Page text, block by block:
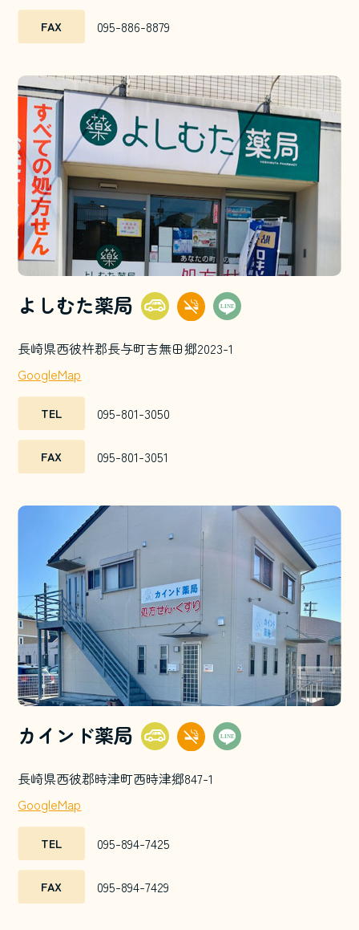
FAX 095-886-8879
よしむた薬局
長崎県西彼杵郡長与町吉無田郷2023-1
GoogleMap
TEL 095-801-3050
FAX 095-801-3051
カインド薬局
長崎県西彼郡時津町西時津郷847-1
GoogleMap
TEL 095-894-7425
FAX 095-894-7429